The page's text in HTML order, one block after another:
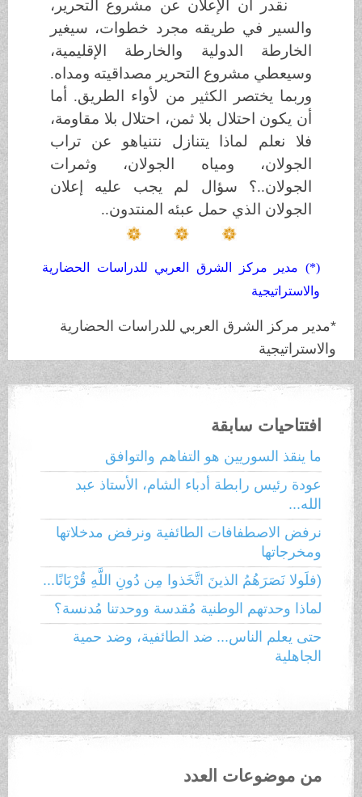
نقدر أن الإعلان عن مشروع التحرير،
والسير في طريقه مجرد خطوات، سيغير
الخارطة الدولية والخارطة الإقليمية،
وسيعطي مشروع التحرير مصداقيته ومداه.
وربما يختصر الكثير من لأواء الطريق. أما
أن يكون احتلال بلا ثمن، احتلال بلا مقاومة،
فلا نعلم لماذا يتنازل نتنياهو عن تراب
الجولان، ومياه الجولان، وثمرات
الجولان..؟ سؤال لم يجب عليه إعلان
الجولان الذي حمل عبئه المنتدون..
(*) مدير مركز الشرق العربي للدراسات الحضارية
والاستراتيجية
*مدير مركز الشرق العربي للدراسات الحضارية
والاستراتيجية
افتتاحيات سابقة
ما ينقذ السوريين هو التفاهم والتوافق
عودة رئيس رابطة أدباء الشام، الأستاذ عبد
الله...
نرفض الاصطفافات الطائفية ونرفض مدخلاتها
ومخرجاتها
(فلَولا نَصَرَهُمُ الذينَ اتَّخَذوا مِن دُونِ اللَّهِ قُرْبَانًا...
لماذا وحدتهم الوطنية مُقدسة ووحدتنا مُدنسة؟
حتى يعلم الناس... ضد الطائفية، وضد حمية
الجاهلية
من موضوعات العدد